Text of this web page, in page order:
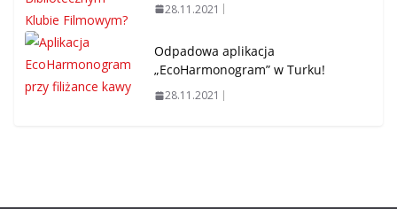
28.11.2021
Odpadowa aplikacja
„EcoHarmonogram” w Turku!
28.11.2021